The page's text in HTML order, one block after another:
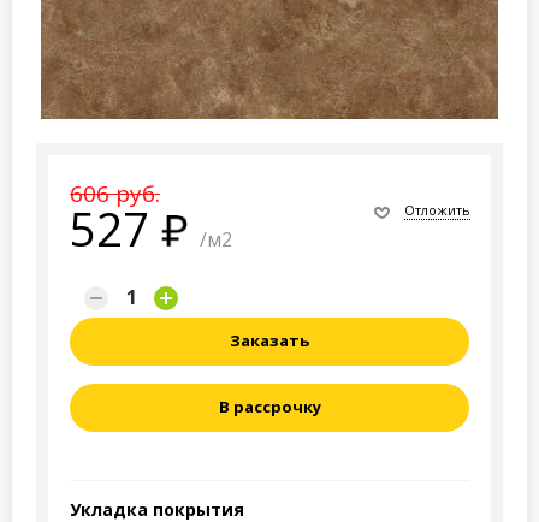
606 руб.
527 /м2
Отложить
Заказать
В рассрочку
Укладка покрытия